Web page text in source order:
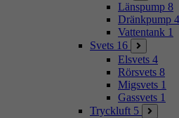
Länspump 8
Dränkpump 4
Vattentank 1
Svets 16
Elsvets 4
Rörsvets 8
Migsvets 1
Gassvets 1
Tryckluft 5